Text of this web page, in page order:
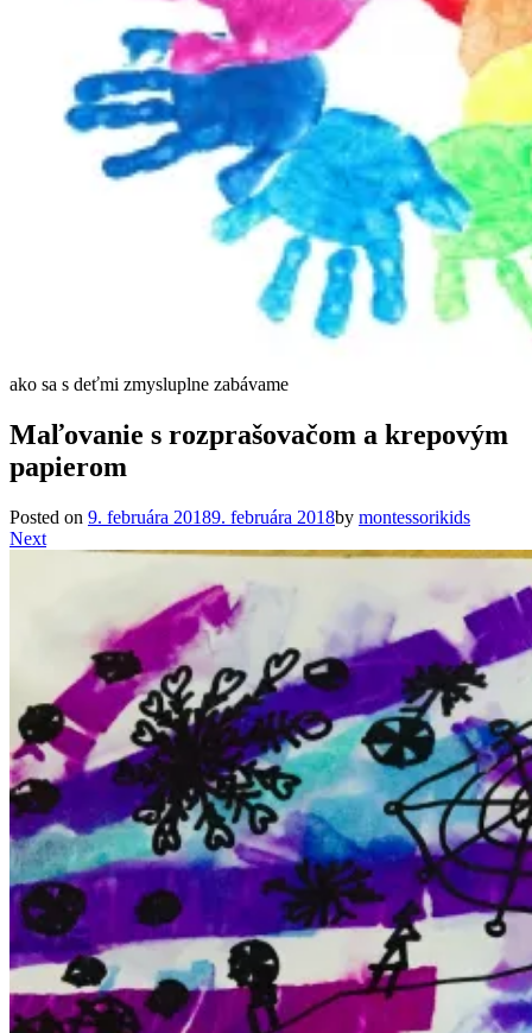
ako sa s deťmi zmysluplne zabávame
Maľovanie s rozprašovačom a krepovým
papierom
Posted on 9. februára 20189. februára 2018by montessorikids
Next